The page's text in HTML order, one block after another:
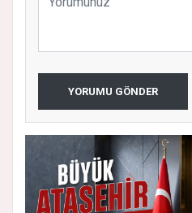
YORUMU GÖNDER